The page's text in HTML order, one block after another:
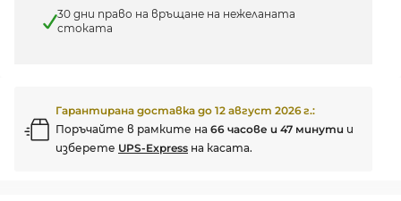
30 дни право на връщане на нежеланата
стоката
Гарантирана доставка до 12 август 2026 г.:
Поръчайте в рамките на 66 часове и 47 минути и
изберете UPS-Express на касата.